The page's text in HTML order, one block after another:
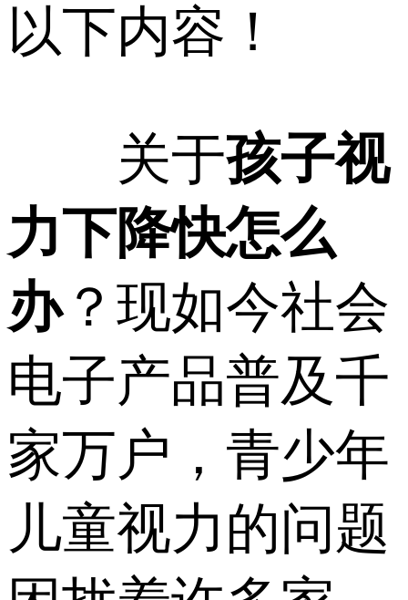
以下内容！
关于孩子视
力下降快怎么
办？现如今社会
电子产品普及千
家万户，青少年
儿童视力的问题